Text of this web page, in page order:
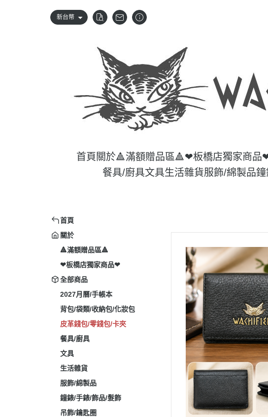
新台幣
首頁 關於🔺滿額贈品區🔺❤板橋店獨家商品
餐具/廚具文具生活雜貨服飾/綿製品鐘
首頁
關於
🔺滿額贈品區🔺
❤板橋店獨家商品❤
全部商品
2027月曆/手帳本
背包/袋類/收納包/化妝包
皮革錢包/零錢包/卡夾
餐具/廚具
文具
生活雜貨
服飾/綿製品
鐘錶/手錶/飾品/髮飾
吊飾/鑰匙圈